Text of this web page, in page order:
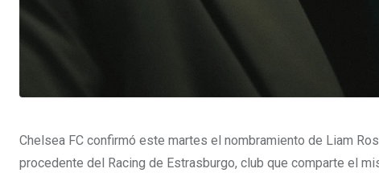
Chelsea FC confirmó este martes el nombramiento de Liam
procedente del Racing de Estrasburgo, club que comparte el